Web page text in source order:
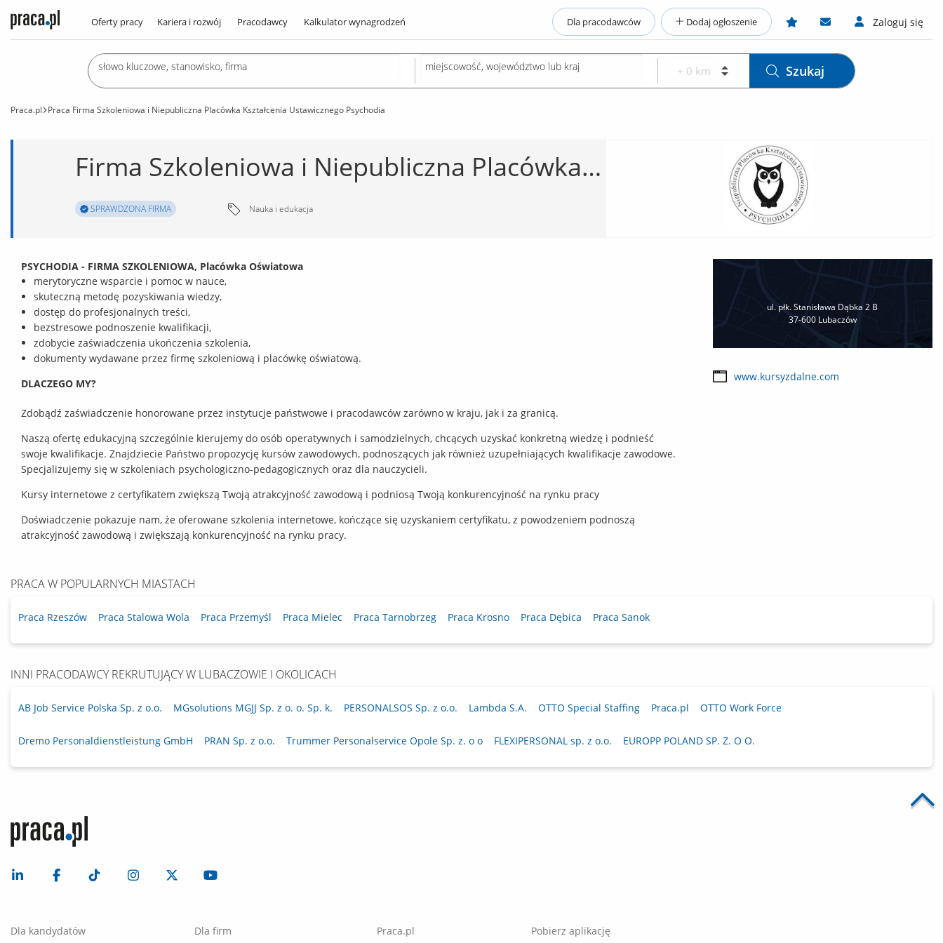
Oferty pracy Kariera i rozwój Pracodawcy Kalkulator wynagrodzeń Dla pracodawców Dodaj ogłoszenie Zaloguj się
Szukaj
Praca.pl Praca Firma Szkoleniowa i Niepubliczna Placówka Kształcenia Ustawicznego Psychodia
Firma Szkoleniowa i Niepubliczna Placówka Kształcenia Ustawicznego Psychodia
SPRAWDZONA FIRMA Nauka i edukacja
PSYCHODIA - FIRMA SZKOLENIOWA, Placówka Oświatowa
merytoryczne wsparcie i pomoc w nauce,
skuteczną metodę pozyskiwania wiedzy,
dostęp do profesjonalnych treści,
bezstresowe podnoszenie kwalifikacji,
zdobycie zaświadczenia ukończenia szkolenia,
dokumenty wydawane przez firmę szkoleniową i placówkę oświatową.
DLACZEGO MY?
Zdobądź zaświadczenie honorowane przez instytucje państwowe i pracodawców zarówno w kraju, jak i za granicą.
Naszą ofertę edukacyjną szczególnie kierujemy do osób operatywnych i samodzielnych, chcących uzyskać konkretną wiedzę i podnieść
swoje kwalifikacje. Znajdziecie Państwo propozycję kursów zawodowych, podnoszących jak również uzupełniających kwalifikacje zawodowe.
Specjalizujemy się w szkoleniach psychologiczno-pedagogicznych oraz dla nauczycieli.
Kursy internetowe z certyfikatem zwiększą Twoją atrakcyjność zawodową i podniosą Twoją konkurencyjność na rynku pracy
Doświadczenie pokazuje nam, że oferowane szkolenia internetowe, kończące się uzyskaniem certyfikatu, z powodzeniem podnoszą
atrakcyjność zawodową i zwiększają konkurencyjność na rynku pracy.
ul. płk. Stanisława Dąbka 2 B
37-600 Lubaczów
www.kursyzdalne.com
PRACA W POPULARNYCH MIASTACH
Praca Rzeszów Praca Stalowa Wola Praca Przemyśl Praca Mielec Praca Tarnobrzeg Praca Krosno Praca Dębica Praca Sanok
INNI PRACODAWCY REKRUTUJĄCY W LUBACZOWIE I OKOLICACH
AB Job Service Polska Sp. z o.o. MGsolutions MGJJ Sp. z o. o. Sp. k. PERSONALSOS Sp. z o.o. Lambda S.A. OTTO Special Staffing Praca.pl OTTO Work Force
Dremo Personaldienstleistung GmbH PRAN Sp. z o.o. Trummer Personalservice Opole Sp. z. o o FLEXIPERSONAL sp. z o.o. EUROPP POLAND SP. Z. O O.
Dla kandydatów Dla firm Praca.pl Pobierz aplikację